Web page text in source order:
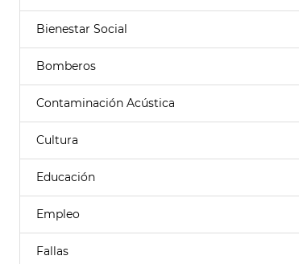
Bienestar Social
Bomberos
Contaminación Acústica
Cultura
Educación
Empleo
Fallas